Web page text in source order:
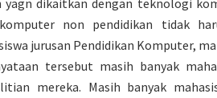
non pendidikan tidak
jurusan Pendidikan Komputer,
tersebut masih banyak
mereka. Masih banyak